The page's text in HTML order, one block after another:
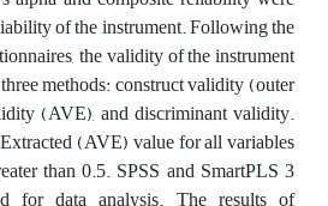
of the instrument. Following the
the validity of the instrument
methods: construct validity (outer
(AVE), and discriminant validity.
(AVE) value for all variables
than 0.5. SPSS and SmartPLS 3